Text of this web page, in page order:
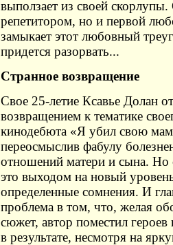
выползает из своей
репетитором, но и первой
замыкает этот любовный
придется разорвать...
Странное возвращение
Свое 25-летие Ксавье Долан
возвращением к тематике
кинодебюта «Я убил свою
переосмыслив фабулу
отношений матери и сына. Но
это выходом на новый
определенные сомнения. И
проблема в том, что, желая
сюжет, автор поместил
в результате, несмотря на